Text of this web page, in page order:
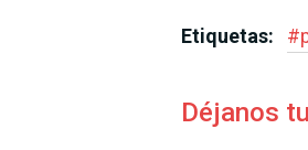
Etiquetas: #
Déjanos